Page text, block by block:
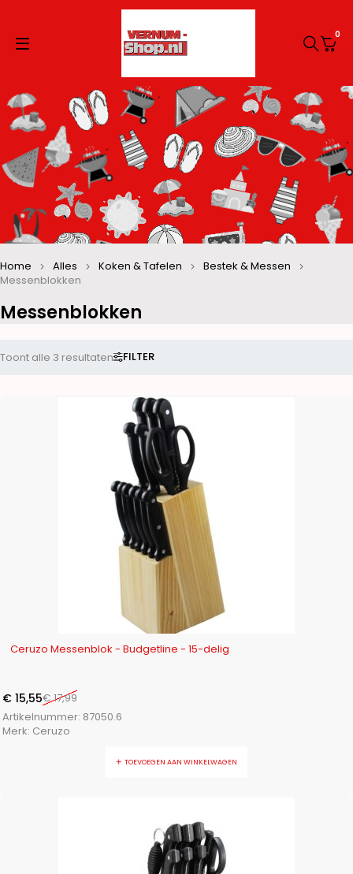
0
Messenblokken
Home Alles Koken & Tafelen
Bestek & Messen
Messenblokken
FILTER
Toont alle 3 resultaten
Ceruzo Messenblok - Budgetline - 15-delig
€17,99
€ 15,55
Artikelnummer: 87050.6
Merk: Ceruzo
TOEVOEGEN AAN WINKELWAGEN